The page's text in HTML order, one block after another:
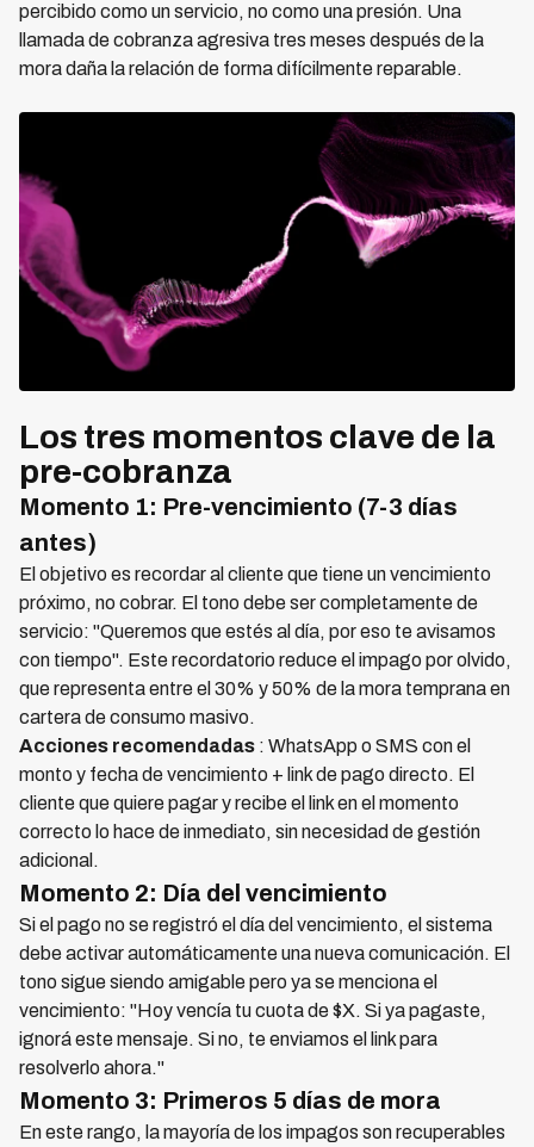
percibido como un servicio, no como una presión. Una
llamada de cobranza agresiva tres meses después de la
mora daña la relación de forma difícilmente reparable.
Los tres momentos clave de la
pre-cobranza
Momento 1: Pre-vencimiento (7-3 días
antes)
El objetivo es recordar al cliente que tiene un vencimiento
próximo, no cobrar. El tono debe ser completamente de
servicio: "Queremos que estés al día, por eso te avisamos
con tiempo". Este recordatorio reduce el impago por olvido,
que representa entre el 30% y 50% de la mora temprana en
cartera de consumo masivo.
Acciones recomendadas : WhatsApp o SMS con el
monto y fecha de vencimiento + link de pago directo. El
cliente que quiere pagar y recibe el link en el momento
correcto lo hace de inmediato, sin necesidad de gestión
adicional.
Momento 2: Día del vencimiento
Si el pago no se registró el día del vencimiento, el sistema
debe activar automáticamente una nueva comunicación. El
tono sigue siendo amigable pero ya se menciona el
vencimiento: "Hoy vencía tu cuota de $X. Si ya pagaste,
ignorá este mensaje. Si no, te enviamos el link para
resolverlo ahora."
Momento 3: Primeros 5 días de mora
En este rango, la mayoría de los impagos son recuperables